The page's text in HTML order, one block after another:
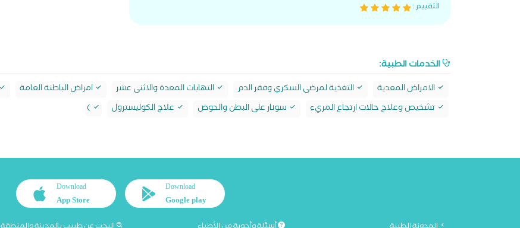
التقييم :
الخدمات الطبية:
الامراض المعدية التغذية لمرضى السكري وفقر الدم التهابات المعدة والاثنى عشر امراض الباطنة العامة
تشخيص وعلاج حالات ارتجاع المريء
سونار على البطن والحوض علاج الكوليسترول )
Download
Google play
Download
App Store